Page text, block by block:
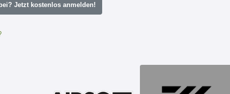
Jetzt kostenlos anmelden!